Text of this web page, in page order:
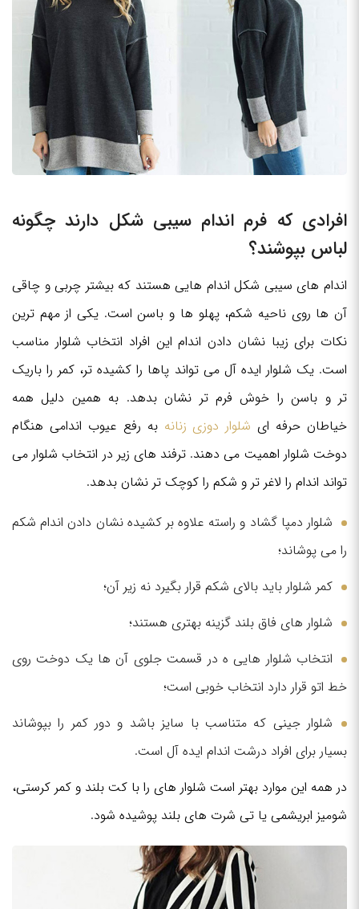
افرادی که فرم اندام سیبی شکل دارند چگونه
لباس بپوشند؟
اندام های سیبی شکل اندام هایی هستند که بیشتر چربی و چاقی
آن ها روی ناحیه شکم، پهلو ها و باسن است. یکی از مهم ترین
نکات برای زیبا نشان دادن اندام این افراد انتخاب شلوار مناسب
است. یک شلوار ایده آل می تواند پاها را کشیده تر، کمر را باریک
تر و باسن را خوش فرم تر نشان بدهد. به همین دلیل همه
خیاطان حرفه ای شلوار دوزی زنانه به رفع عیوب اندامی هنگام
دوخت شلوار اهمیت می دهند. ترفند های زیر در انتخاب شلوار می
تواند اندام را لاغر تر و شکم را کوچک تر نشان بدهد.
شلوار دمپا گشاد و راسته علاوه بر کشیده نشان دادن اندام شکم
را می پوشاند؛
کمر شلوار باید بالای شکم قرار بگیرد نه زیر آن؛
شلوار های فاق بلند گزینه بهتری هستند؛
انتخاب شلوار هایی ه در قسمت جلوی آن ها یک دوخت روی
خط اتو قرار دارد انتخاب خوبی است؛
شلوار جینی که متناسب با سایز باشد و دور کمر را بپوشاند
بسیار برای افراد درشت اندام ایده آل است.
در همه این موارد بهتر است شلوار های را با کت بلند و کمر کرستی،
شومیز ابریشمی یا تی شرت های بلند پوشیده شود.